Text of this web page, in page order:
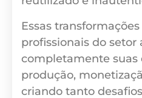
Essas
profissionais do setor
completamente suas
produção,
criando tanto